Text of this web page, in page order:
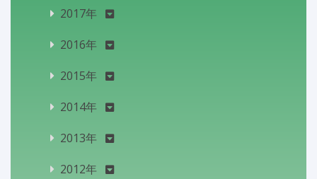
2017年
2016年
2015年
2014年
2013年
2012年